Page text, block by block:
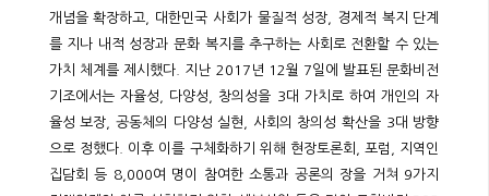
개념을 확장하고, 대한민국 사회가 물질적 성장, 경제적 복지 단계
를 지나 내적 성장과 문화 복지를 추구하는 사회로 전환할 수 있는
가치 체계를 제시했다. 지난 2017년 12월 7일에 발표된 문화비전
기조에서는 자율성, 다양성, 창의성을 3대 가치로 하여 개인의 자
율성 보장, 공동체의 다양성 실현, 사회의 창의성 확산을 3대 방향
으로 정했다. 이후 이를 구체화하기 위해 현장토론회, 포럼, 지역인
집담회 등 8,000여 명이 참여한 소통과 공론의 장을 거쳐 9가지